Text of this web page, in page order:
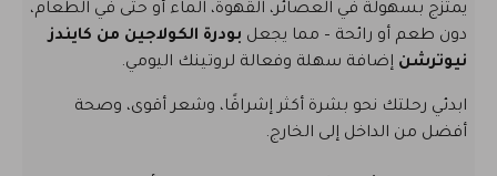
يمتزج بسهولة في العصائر، القهوة، الماء أو حتى في الطعام،
دون طعم أو رائحة – مما يجعل بودرة الكولاجين من كايندز
نيوترشن إضافة سهلة وفعالة لروتينك اليومي.
ابدئي رحلتك نحو بشرة أكثر إشراقًا، وشعر أقوى، وصحة
أفضل من الداخل إلى الخارج.